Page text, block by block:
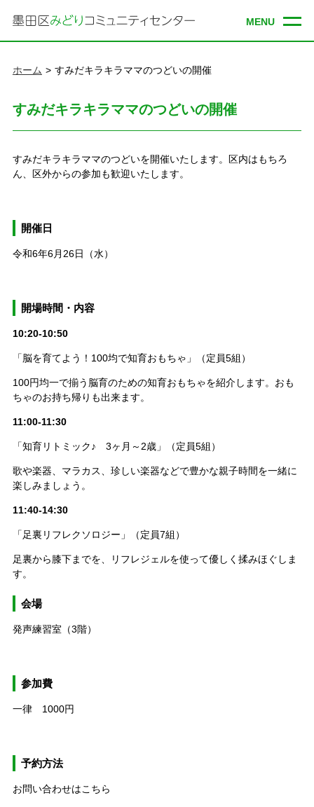
ホーム すみだキラキラママのつどいの開催
すみだキラキラママのつどいの開催
すみだキラキラママのつどいを開催いたします。区内はもちろ
ん、区外からの参加も歓迎いたします。
開催日
令和6年6月26日（水）
開場時間・内容
10:20-10:50
「脳を育てよう！100均で知育おもちゃ」（定員5組）
100円均一で揃う脳育のための知育おもちゃを紹介します。おも
ちゃのお持ち帰りも出来ます。
11:00-11:30
「知育リトミック♪ 3ヶ月～2歳」（定員5組）
歌や楽器、マラカス、珍しい楽器などで豊かな親子時間を一緒に
楽しみましょう。
11:40-14:30
「足裏リフレクソロジー」（定員7組）
足裏から膝下までを、リフレジェルを使って優しく揉みほぐしま
す。
会場
発声練習室（3階）
参加費
一律 1000円
予約方法
お問い合わせはこちら